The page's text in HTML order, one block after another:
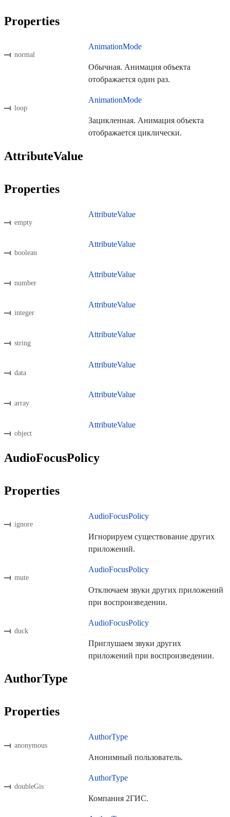
Properties
normal
AnimationMode
Обычная. Анимация объекта
отображается один раз.
loop
AnimationMode
Зацикленная. Анимация объекта
отображается циклически.
AttributeValue
Properties
empty
AttributeValue
boolean
AttributeValue
number
AttributeValue
integer
AttributeValue
string
AttributeValue
data
AttributeValue
array
AttributeValue
object
AttributeValue
AudioFocusPolicy
Properties
ignore
AudioFocusPolicy
Игнорируем существование других
приложений.
mute
AudioFocusPolicy
Отключаем звуки других приложений
при воспроизведении.
duck
AudioFocusPolicy
Приглушаем звуки других
приложений при воспроизведении.
AuthorType
Properties
anonymous
AuthorType
Анонимный пользователь.
doubleGis
AuthorType
Компания 2ГИС.